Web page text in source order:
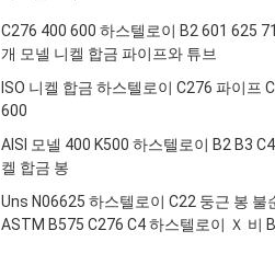
C276 400 600 하스텔로이 B2 601 625
개 모넬 니켈 합금 파이프와 튜브
ISO 니켈 합금 하스텔로이 C276 파이프
600
AISI 모넬 400 K500 하스텔로이 B2 B3
켈 합금 봉
Uns N06625 하스텔로이 C22 둥근 봉 불
ASTM B575 C276 C4 하스텔로이 Ｘ 비